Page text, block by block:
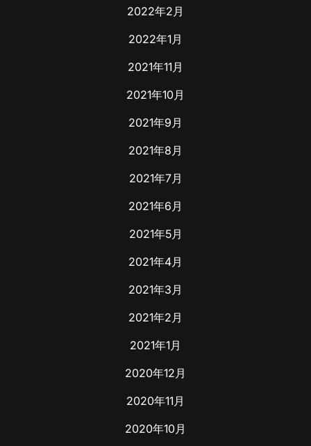
2022年2月
2022年1月
2021年11月
2021年10月
2021年9月
2021年8月
2021年7月
2021年6月
2021年5月
2021年4月
2021年3月
2021年2月
2021年1月
2020年12月
2020年11月
2020年10月